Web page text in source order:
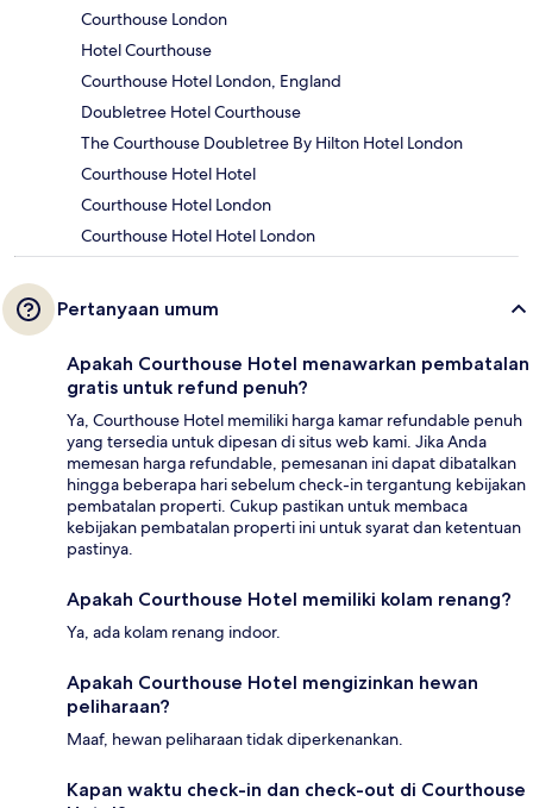
Courthouse London
Hotel Courthouse
Courthouse Hotel London, England
Doubletree Hotel Courthouse
The Courthouse Doubletree By Hilton Hotel London
Courthouse Hotel Hotel
Courthouse Hotel London
Courthouse Hotel Hotel London
Pertanyaan umum
Apakah Courthouse Hotel menawarkan pembatalan
gratis untuk refund penuh?
Ya, Courthouse Hotel memiliki harga kamar refundable penuh
yang tersedia untuk dipesan di situs web kami. Jika Anda
memesan harga refundable, pemesanan ini dapat dibatalkan
hingga beberapa hari sebelum check-in tergantung kebijakan
pembatalan properti. Cukup pastikan untuk membaca
kebijakan pembatalan properti ini untuk syarat dan ketentuan
pastinya.
Apakah Courthouse Hotel memiliki kolam renang?
Ya, ada kolam renang indoor.
Apakah Courthouse Hotel mengizinkan hewan
peliharaan?
Maaf, hewan peliharaan tidak diperkenankan.
Kapan waktu check-in dan check-out di Courthouse